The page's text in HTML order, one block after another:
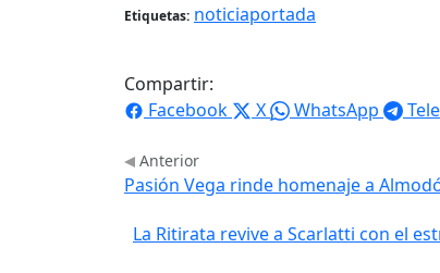
Etiquetas: noticiaportada
Compartir:
Facebook
X WhatsApp
Anterior
Pasión Vega rinde homenaje a
La Ritirata revive a Scarlatti con el